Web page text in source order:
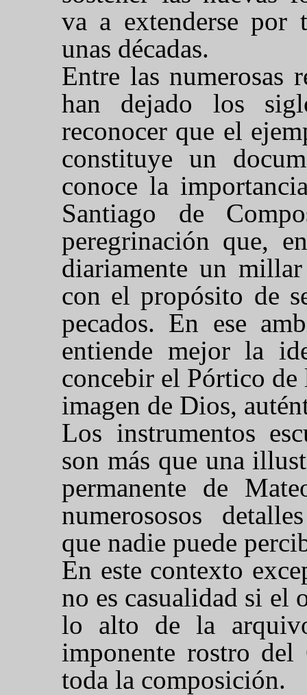
va a extenderse por
unas décadas.
Entre las numerosas
han dejado los
reconocer que el
constituye un
conoce la
Santiago de
peregrinación que,
diariamente un
con el propósito de
pecados. En ese
entiende mejor la
concebir el Pórtico
imagen de Dios,
Los instrumentos
son más que una
permanente de
numerososos
que nadie puede
En este contexto
no es casualidad si el
lo alto de la
imponente rostro
toda la composición.